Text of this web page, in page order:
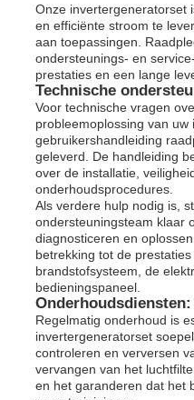
Onze invertergeneratorset
en efficiënte stroom te
aan toepassingen.
ondersteunings- en
prestaties en een lange
Technische
Voor technische vragen
probleemoplossing van
gebruikershandleiding
geleverd. De handleiding
over de installatie,
onderhoudsprocedures.
Als verdere hulp nodig is,
ondersteuningsteam klaar
diagnosticeren en
betrekking tot de
brandstofsysteem, de
bedieningspaneel.
Onderhoudsdiensten:
Regelmatig onderhoud is
invertergeneratorset
controleren en verversen
vervangen van het
en het garanderen dat het